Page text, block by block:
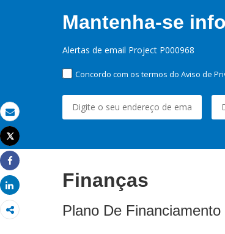
Email
Imprimir
Tweet
Share
Share
Mantenha-se
Alertas de email Project P000968
Concordo com os termos do Aviso de
Finanças
Plano De